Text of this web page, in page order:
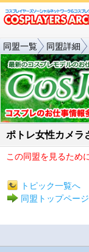
同盟一覧 同盟詳細
ポトレ女性カメラ
この同盟を見るため
トピック一覧へ
同盟トップペー